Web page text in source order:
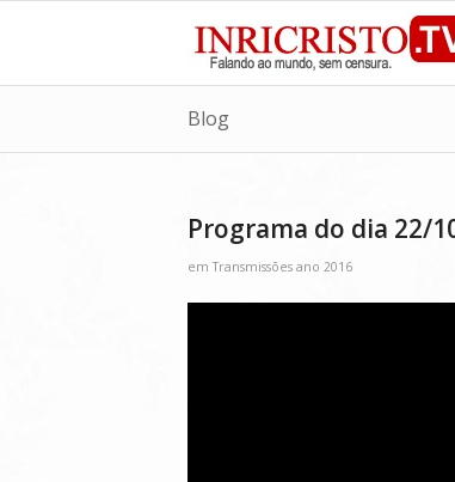
Blog
Programa do dia 22/
emTransmissões ano 2016